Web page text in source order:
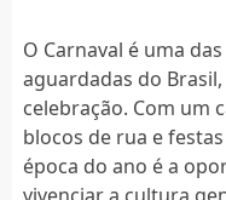
O Carnaval é uma
aguardadas do
celebração. Com um
blocos de rua e
época do ano é a
vivenciar a cultura